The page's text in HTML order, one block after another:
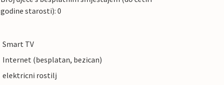
godine starosti): 0
Smart TV
Internet (besplatan, bezican)
elektricni rostilj